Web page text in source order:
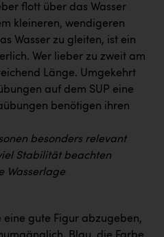
flott über das Wasser
kleineren, wendigeren
Wasser zu gleiten, ist ein
Wer lieber zu zweit am
Länge. Umgekehrt
auf dem SUP eine
benötigen ihren
besonders relevant
Stabilität beachten
Wasserlage
gute Figur abzugeben,